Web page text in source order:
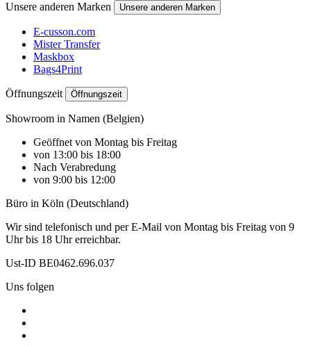
Unsere anderen Marken Unsere anderen Marken
E-cusson.com
Mister Transfer
Maskbox
Bags4Print
Öffnungszeit Öffnungszeit
Showroom in Namen (Belgien)
Geöffnet von Montag bis Freitag
von 13:00 bis 18:00
Nach Verabredung
von 9:00 bis 12:00
Büro in Köln (Deutschland)
Wir sind telefonisch und per E-Mail von Montag bis Freitag von 9
Uhr bis 18 Uhr erreichbar.
Ust-ID BE0462.696.037
Uns folgen